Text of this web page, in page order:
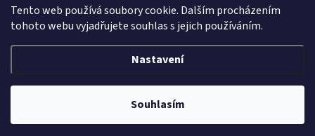
Tento web používá soubory cookie. Dalším procházením
tohoto webu vyjadřujete souhlas s jejich používáním.
Nastavení
Souhlasím
Formulář pro odstoupení od kupní smlouvy
Vytvořil Shoptet
Náramky Alla - Allashop.cz